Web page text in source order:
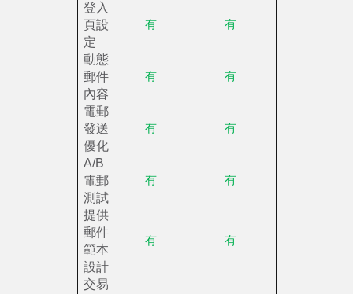
登入
頁設
定
有 有
動態
郵件
內容
有 有
電郵
發送
優化
有 有
A/B
電郵
測試
有 有
提供
郵件
範本
設計
有 有
交易